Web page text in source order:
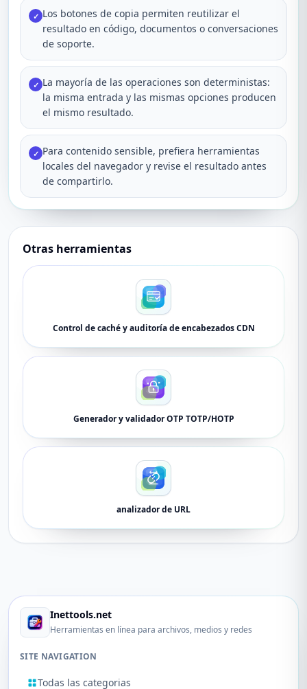
✓ Los botones de copia permiten reutilizar el
resultado en código, documentos o conversaciones
de soporte.
✓ La mayoría de las operaciones son deterministas:
la misma entrada y las mismas opciones producen
el mismo resultado.
✓ Para contenido sensible, prefiera herramientas
locales del navegador y revise el resultado antes
de compartirlo.
Otras herramientas
Control de caché y auditoría de encabezados CDN
Generador y validador OTP TOTP/HOTP
analizador de URL
Inettools.net
Herramientas en línea para archivos, medios y redes
SITE NAVIGATION
Todas las categorias